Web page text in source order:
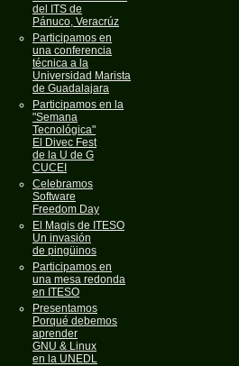
del ITS de
Pánuco, Veracrúz
Participamos en
una conferencia
técnica a la
Universidad Marista
de Guadalajara
Participamos en la
"Semana
Tecnológica"
El Divec Fest
de la U de G
CUCEI
Celebramos
Software
Freedom Day
El Magis de ITESO
Un invasión
de pingüinos
Participamos en
una mesa redonda
en ITESO
Presentamos
Porqué debemos
aprender
GNU & Linux
en la UNEDL